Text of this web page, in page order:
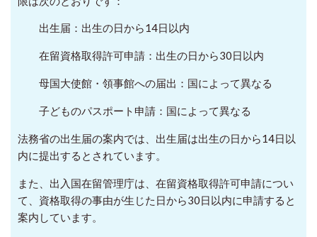
出生届：出生の日から14日以内
在留資格取得許可申請：出生の日から30日以内
母国大使館・領事館への届出：国によって異なる
子どものパスポート申請：国によって異なる
法務省の出生届の案内では、出生届は出生の日から14日以
内に提出するとされています。
また、出入国在留管理庁は、在留資格取得許可申請につい
て、資格取得の事由が生じた日から30日以内に申請すると
案内しています。